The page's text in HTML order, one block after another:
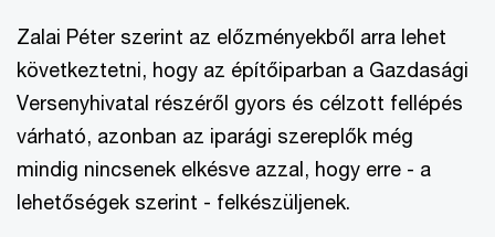
Zalai Péter szerint az előzményekből arra lehet
következtetni, hogy az építőiparban a Gazdasági
Versenyhivatal részéről gyors és célzott fellépés
várható, azonban az iparági szereplők még
mindig nincsenek elkésve azzal, hogy erre - a
lehetőségek szerint - felkészüljenek.